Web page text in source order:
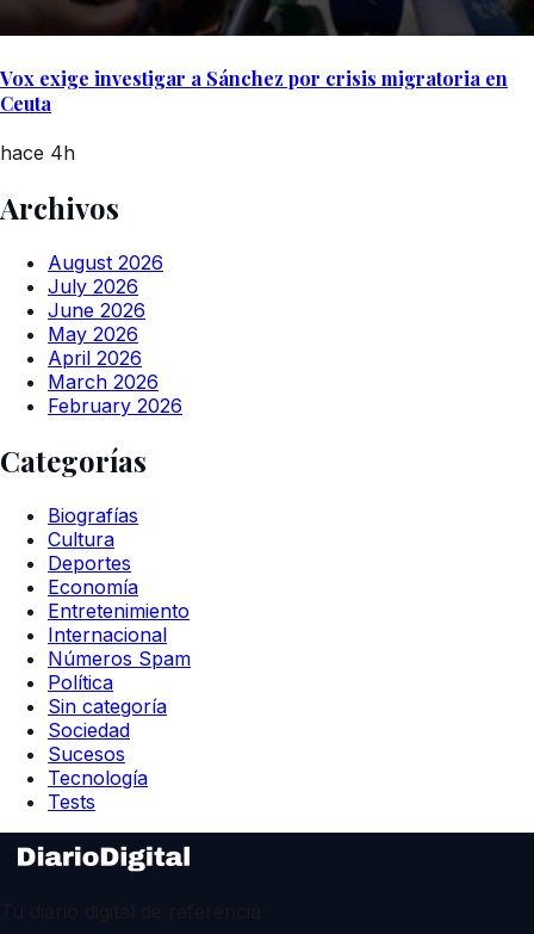
Vox exige investigar a Sánchez por crisis migratoria en
Ceuta
hace 4h
Archivos
August 2026
July 2026
June 2026
May 2026
April 2026
March 2026
February 2026
Categorías
Biografías
Cultura
Deportes
Economía
Entretenimiento
Internacional
Números Spam
Política
Sin categoría
Sociedad
Sucesos
Tecnología
Tests